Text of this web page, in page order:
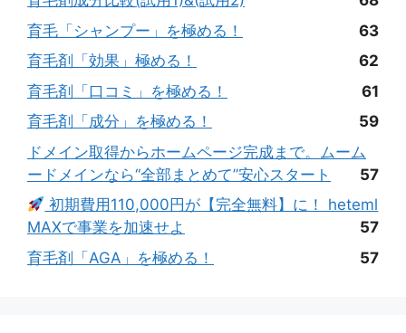
育毛「シャンプー」を極める！
63
育毛剤「効果」極める！
62
育毛剤「口コミ」を極める！
61
育毛剤「成分」を極める！
59
ドメイン取得からホームページ完成まで。ムーム
ードメインなら“全部まとめて”安心スタート
57
初期費用110,000円が【完全無料】に！ heteml
MAXで事業を加速せよ
57
育毛剤「AGA」を極める！
57